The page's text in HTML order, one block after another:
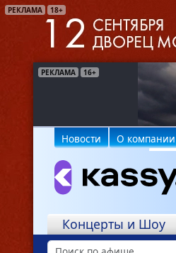
РЕКЛАМА 18+
РЕКЛАМА 16+
РЕКЛАМА 6+
Новости О компании
Концерты и Шоу